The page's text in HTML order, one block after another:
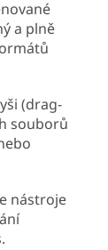
a plně
(drag-
souborů
nástroje